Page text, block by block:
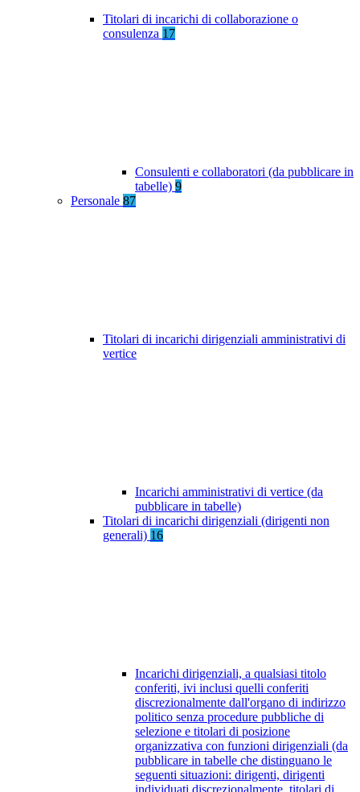
Titolari di incarichi di collaborazione o
consulenza 17
Consulenti e collaboratori (da pubblicare in
tabelle) 9
Personale 87
Titolari di incarichi dirigenziali amministrativi di
vertice
Incarichi amministrativi di vertice (da
pubblicare in tabelle)
Titolari di incarichi dirigenziali (dirigenti non
generali) 16
Incarichi dirigenziali, a qualsiasi titolo
conferiti, ivi inclusi quelli conferiti
discrezionalmente dall'organo di indirizzo
politico senza procedure pubbliche di
selezione e titolari di posizione
organizzativa con funzioni dirigenziali (da
pubblicare in tabelle che distinguano le
seguenti situazioni: dirigenti, dirigenti